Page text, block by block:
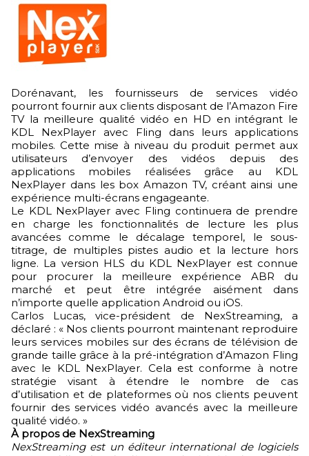
Dorénavant, les fournisseurs de services vidéo
pourront fournir aux clients disposant de l’Amazon Fire
TV la meilleure qualité vidéo en HD en intégrant le
KDL NexPlayer avec Fling dans leurs applications
mobiles. Cette mise à niveau du produit permet aux
utilisateurs d’envoyer des vidéos depuis des
applications mobiles réalisées grâce au KDL
NexPlayer dans les box Amazon TV, créant ainsi une
expérience multi-écrans engageante.
Le KDL NexPlayer avec Fling continuera de prendre
en charge les fonctionnalités de lecture les plus
avancées comme le décalage temporel, le sous-
titrage, de multiples pistes audio et la lecture hors
ligne. La version HLS du KDL NexPlayer est connue
pour procurer la meilleure expérience ABR du
marché et peut être intégrée aisément dans
n’importe quelle application Android ou iOS.
Carlos Lucas, vice-président de NexStreaming, a
déclaré : « Nos clients pourront maintenant reproduire
leurs services mobiles sur des écrans de télévision de
grande taille grâce à la pré-intégration d’Amazon Fling
avec le KDL NexPlayer. Cela est conforme à notre
stratégie visant à étendre le nombre de cas
d’utilisation et de plateformes où nos clients peuvent
fournir des services vidéo avancés avec la meilleure
qualité vidéo. »
À propos de NexStreaming
NexStreaming est un éditeur international de logiciels